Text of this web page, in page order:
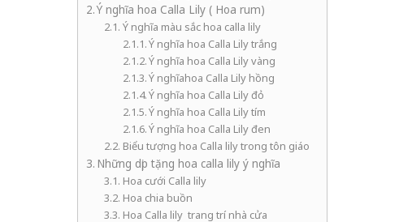
Ý nghĩa hoa Calla Lily ( Hoa rum)
Ý nghĩa màu sắc hoa calla lily
Ý nghĩa hoa Calla Lily trắng
Ý nghĩa hoa Calla Lily vàng
Ý nghĩahoa Calla Lily hồng
Ý nghĩa hoa Calla Lily đỏ
Ý nghĩa hoa Calla Lily tím
Ý nghĩa hoa Calla Lily đen
Biểu tượng hoa Calla lily trong tôn giáo
Những dịp tặng hoa calla lily ý nghĩa
Hoa cưới Calla lily
Hoa chia buồn
Hoa Calla lily trang trí nhà cửa